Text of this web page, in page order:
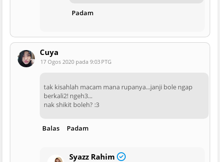
Padam
Cuya
17 Ogos 2020 pada 9:03 PTG
tak kisahlah macam mana rupanya...janji bole ngap
berkali2! ngeh3...
nak shikit boleh? :3
Balas Padam
Syazz Rahim